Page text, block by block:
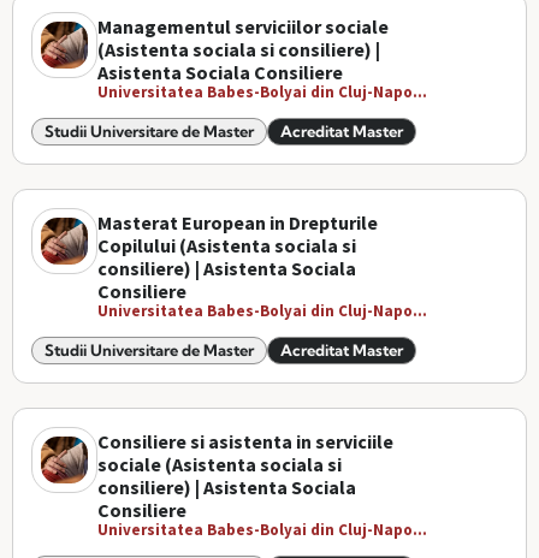
Managementul serviciilor sociale
(Asistenta sociala si consiliere) |
Asistenta Sociala Consiliere
Universitatea Babes-Bolyai din Cluj-Napo...
Studii Universitare de Master Acreditat Master
Masterat European in Drepturile
Copilului (Asistenta sociala si
consiliere) | Asistenta Sociala
Consiliere
Universitatea Babes-Bolyai din Cluj-Napo...
Studii Universitare de Master Acreditat Master
Consiliere si asistenta in serviciile
sociale (Asistenta sociala si
consiliere) | Asistenta Sociala
Consiliere
Universitatea Babes-Bolyai din Cluj-Napo...